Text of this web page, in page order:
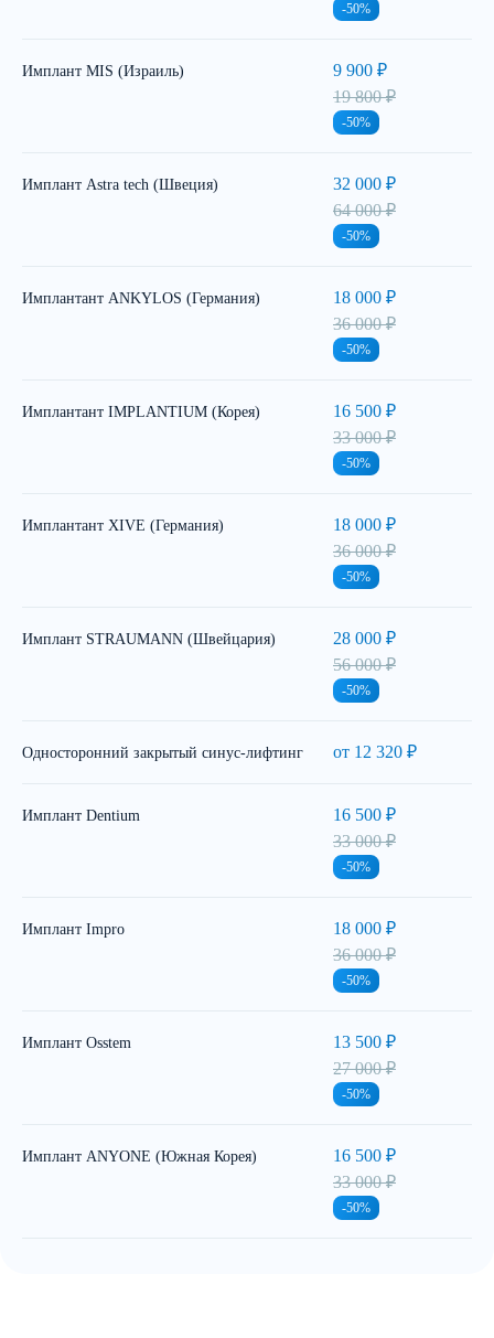
-50%
Имплант MIS (Израиль)
9 900 ₽
19 800 ₽
-50%
Имплант Astra tech (Швеция)
32 000 ₽
64 000 ₽
-50%
Имплантант ANKYLOS (Германия)
18 000 ₽
36 000 ₽
-50%
Имплантант IMPLANTIUM (Корея)
16 500 ₽
33 000 ₽
-50%
Имплантант XIVE (Германия)
18 000 ₽
36 000 ₽
-50%
Имплант STRAUMANN (Швейцария)
28 000 ₽
56 000 ₽
-50%
Односторонний закрытый синус-лифтинг от 12 320 ₽
Имплант Dentium
16 500 ₽
33 000 ₽
-50%
Имплант Impro
18 000 ₽
36 000 ₽
-50%
Имплант Osstem
13 500 ₽
27 000 ₽
-50%
Имплант ANYONE (Южная Корея)
16 500 ₽
33 000 ₽
-50%